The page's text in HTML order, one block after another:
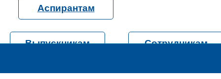
Аспирантам
Выпускникам Сотрудникам